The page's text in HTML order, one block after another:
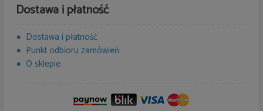
Dostawa i płatność
Dostawa i płatność
Punkt odbioru zamówień
O sklepie